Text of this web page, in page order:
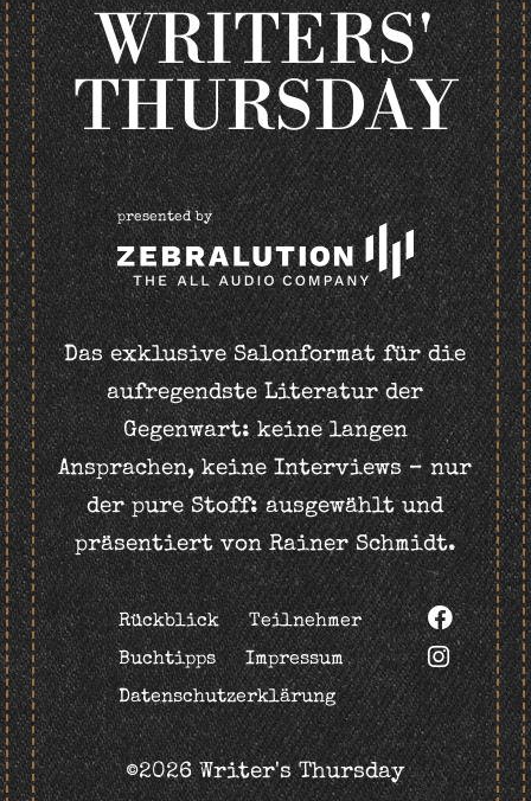
WRITERS'
THURSDAY
presented by
Das exklusive Salonformat für die
aufregendste Literatur der
Gegenwart: keine langen
Ansprachen, keine Interviews – nur
der pure Stoff: ausgewählt und
präsentiert von Rainer Schmidt.
Rückblick
Teilnehmer
Buchtipps
Impressum
Datenschutzerklärung
©2026 Writer's Thursday